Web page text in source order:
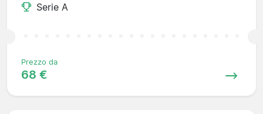
Serie A
Prezzo da
68 €